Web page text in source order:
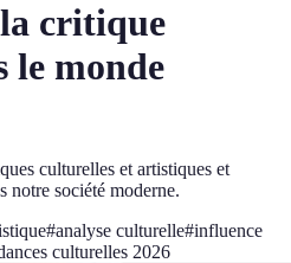
critique
le monde
culturelles et artistiques et
notre société moderne.
#analyse culturelle#influence
culturelles 2026